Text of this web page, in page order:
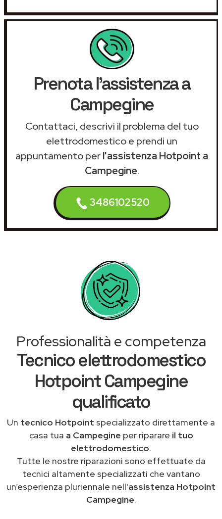
Prenota l'assistenza a
Campegine
Contattaci, descrivi il problema del tuo
elettrodomestico e prendi un
appuntamento perl'assistenza Hotpoint a
Campegine.
3486102520
Professionalità e competenza
Tecnico elettrodomestico
Hotpoint Campegine
qualificato
Un tecnico Hotpoint specializzato direttamente a
casa tua a Campegine per riparare il tuo
elettrodomestico.
Tutte le nostre riparazioni sono effettuate da
tecnici altamente specializzati che vantano
un’esperienza pluriennale nell'assistenza Hotpoint
Campegine.